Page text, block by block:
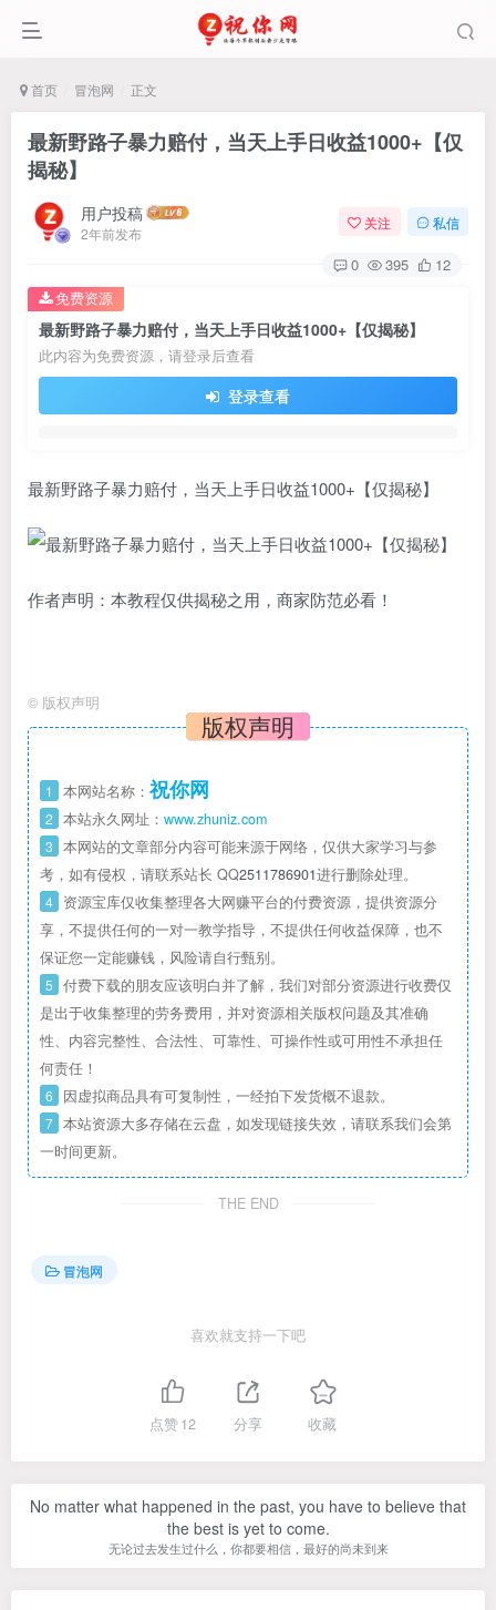
首页 冒泡网 正文
最新野路子暴力赔付，当天上手日收益1000+【仅
揭秘】
用户投稿
2年前发布
关注 私信
0 395 12
最新野路子暴力赔付，当天上手日收益1000+【仅揭秘】
此内容为免费资源，请登录后查看
登录查看
免费资源
最新野路子暴力赔付，当天上手日收益1000+【仅揭秘】
作者声明：本教程仅供揭秘之用，商家防范必看！
© 版权声明
版权声明
1 本网站名称： 祝你网
2 本站永久网址： www.zhuniz.com
3 本网站的文章部分内容可能来源于网络，仅供大家学习与参
考，如有侵权，请联系站长 QQ2511786901进行删除处理。
4 资源宝库仅收集整理各大网赚平台的付费资源，提供资源分
享，不提供任何的一对一教学指导，不提供任何收益保障，也不
保证您一定能赚钱，风险请自行甄别。
5 付费下载的朋友应该明白并了解，我们对部分资源进行收费仅
是出于收集整理的劳务费用，并对资源相关版权问题及其准确
性、内容完整性、合法性、可靠性、可操作性或可用性不承担任
何责任！
6 因虚拟商品具有可复制性，一经拍下发货概不退款。
7 本站资源大多存储在云盘，如发现链接失效，请联系我们会第
一时间更新。
THE END
冒泡网
喜欢就支持一下吧
点赞12 分享 收藏
No matter what happened in the past, you have to believe that
the best is yet to come.
无论过去发生过什么，你都要相信，最好的尚未到来